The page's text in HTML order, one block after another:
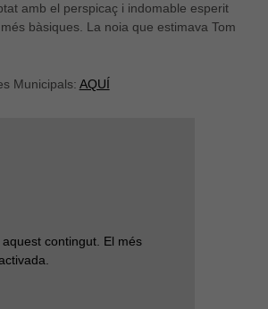
amb el perspicaç i indomable esperit
bàsiques. La noia que estimava Tom
Municipals: AQUÍ
contingut. El més